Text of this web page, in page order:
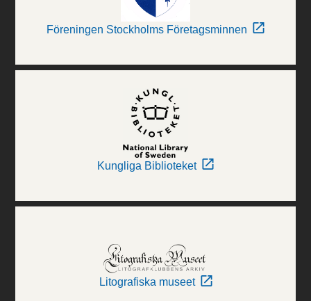
Föreningen Stockholms Företagsminnen
Kungliga Biblioteket
Litografiska museet